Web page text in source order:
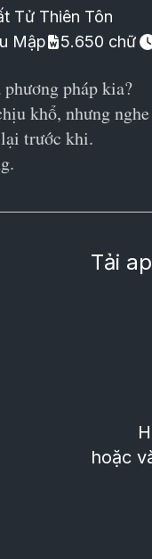
Tử Thiên Tôn
Mập
5.650 chữ
pháp kia?
khổ, nhưng
trước khi.
Tải
hoặc